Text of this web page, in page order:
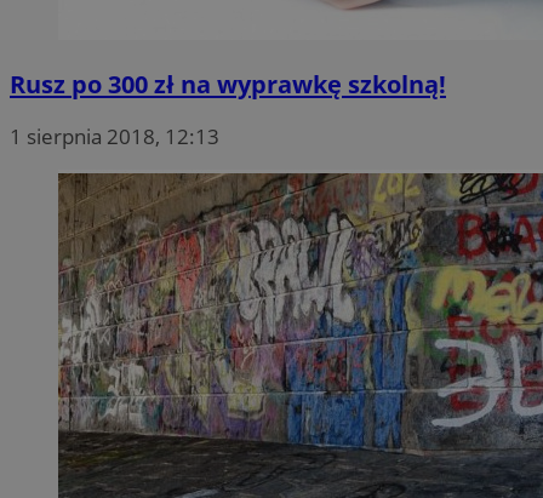
Rusz po 300 zł na wyprawkę szkolną!
1 sierpnia 2018, 12:13